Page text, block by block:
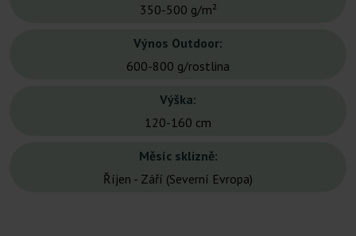
350-500 g/m²
Výnos Outdoor:
600-800 g/rostlina
Výška:
120-160 cm
Měsíc sklizně:
Říjen - Září (Severní Evropa)